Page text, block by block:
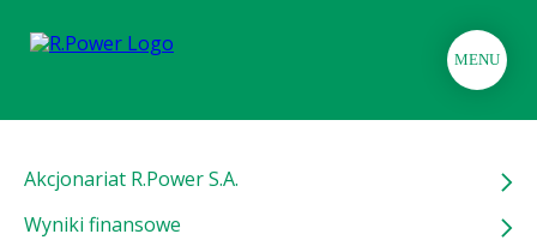
MENU
Akcjonariat R.Power S.A.
Wyniki finansowe